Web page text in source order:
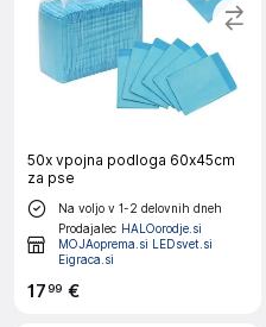
50x vpojna podloga 60x45cm
za pse
Na voljo v 1-2 delovnih dneh
Prodajalec HALOorodje.si
MOJAoprema.si LEDsvet.si
Eigraca.si
1799 €